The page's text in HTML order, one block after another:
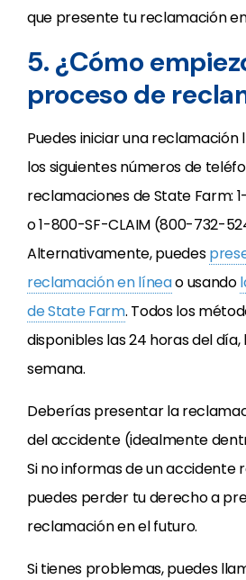
que presente tu reclamación
5. ¿Cómo
proceso de
Puedes iniciar una reclamación
los siguientes números de
reclamaciones de State Farm:
o 1-800-SF-CLAIM (800-732-
Alternativamente, puedes
reclamación en líneao usando
de State Farm. Todos los
disponibles las 24 horas del día,
semana.
Deberías presentar la
del accidente (idealmente
Si no informas de un accidente
puedes perder tu derecho a
reclamación en el futuro.
Si tienes problemas, puedes